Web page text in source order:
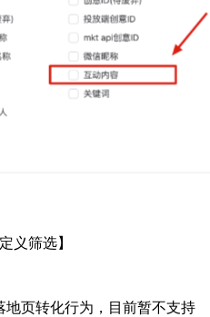
义筛选】
地页转化行为，目前暂不支持